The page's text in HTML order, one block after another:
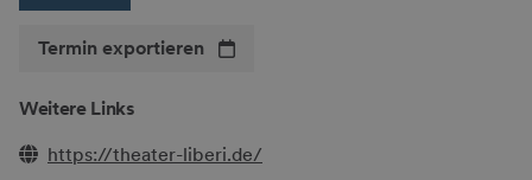
Termin exportieren
Weitere Links
https://theater-liberi.de/